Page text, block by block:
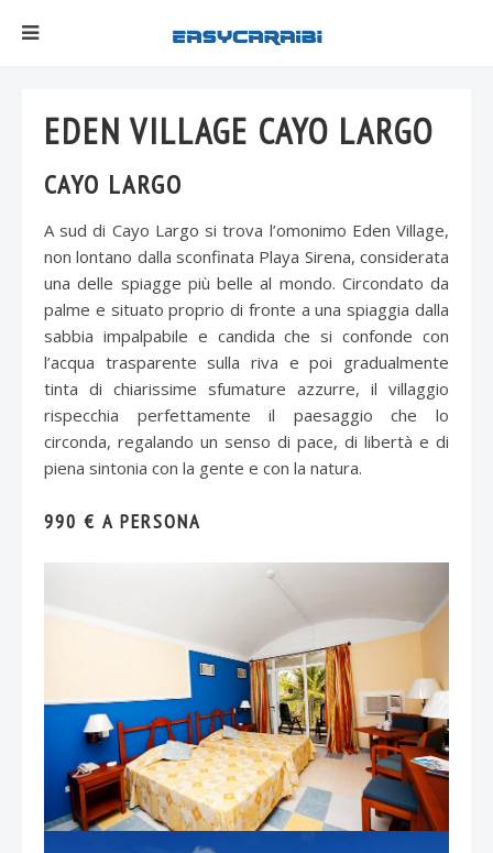
EDEN VILLAGE CAYO LARGO
CAYO LARGO
A sud di Cayo Largo si trova l’omonimo Eden Village,
non lontano dalla sconfinata Playa Sirena, considerata
una delle spiagge più belle al mondo. Circondato da
palme e situato proprio di fronte a una spiaggia dalla
sabbia impalpabile e candida che si confonde con
l’acqua trasparente sulla riva e poi gradualmente
tinta di chiarissime sfumature azzurre, il villaggio
rispecchia perfettamente il paesaggio che lo
circonda, regalando un senso di pace, di libertà e di
piena sintonia con la gente e con la natura.
990 € A PERSONA